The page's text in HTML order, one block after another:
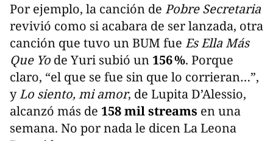
Por ejemplo, la canción de Pobre Secretaria
revivió como si acabara de ser lanzada, otra
canción que tuvo un BUM fue Es Ella Más
Que Yo de Yuri subió un 156 %. Porque
claro, “el que se fue sin que lo corrieran…”,
yLo siento, mi amor, de Lupita D’Alessio,
alcanzó más de 158 mil streams en una
semana. No por nada le dicen La Leona